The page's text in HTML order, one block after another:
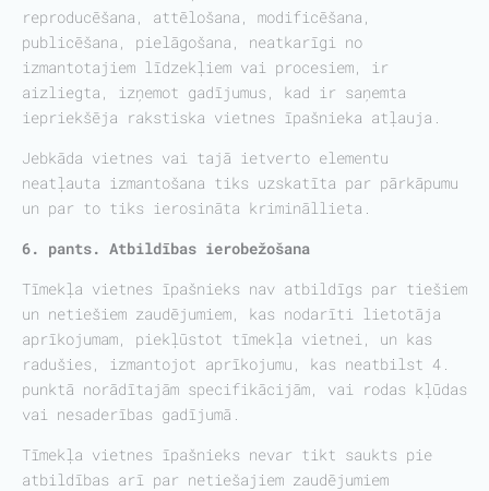
reproducēšana, attēlošana, modificēšana,
publicēšana, pielāgošana, neatkarīgi no
izmantotajiem līdzekļiem vai procesiem, ir
aizliegta, izņemot gadījumus, kad ir saņemta
iepriekšēja rakstiska vietnes īpašnieka atļauja.
Jebkāda vietnes vai tajā ietverto elementu
neatļauta izmantošana tiks uzskatīta par pārkāpumu
un par to tiks ierosināta krimināllieta.
6. pants. Atbildības ierobežošana
Tīmekļa vietnes īpašnieks nav atbildīgs par tiešiem
un netiešiem zaudējumiem, kas nodarīti lietotāja
aprīkojumam, piekļūstot tīmekļa vietnei, un kas
radušies, izmantojot aprīkojumu, kas neatbilst 4.
punktā norādītajām specifikācijām, vai rodas kļūdas
vai nesaderības gadījumā.
Tīmekļa vietnes īpašnieks nevar tikt saukts pie
atbildības arī par netiešajiem zaudējumiem